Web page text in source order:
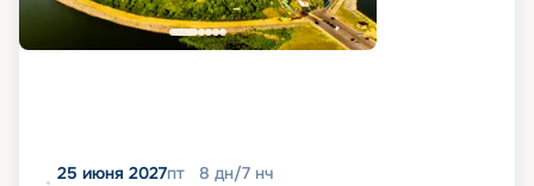
25 июня 2027пт 8 дн/7 нч